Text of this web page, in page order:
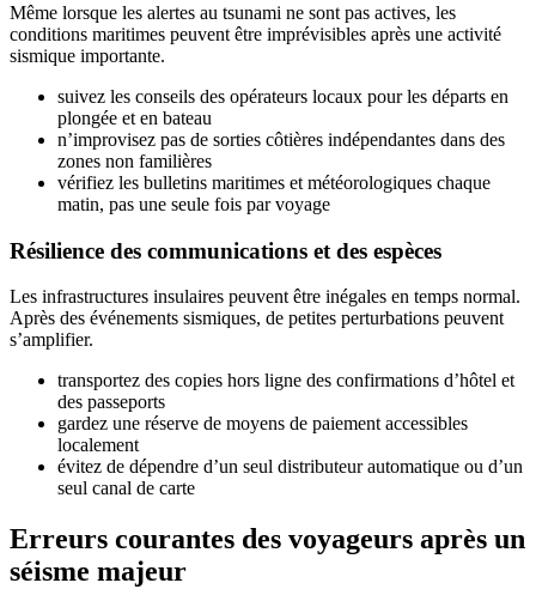
Même lorsque les alertes au tsunami ne sont pas actives, les
conditions maritimes peuvent être imprévisibles après une activité
sismique importante.
suivez les conseils des opérateurs locaux pour les départs en
plongée et en bateau
n’improvisez pas de sorties côtières indépendantes dans des
zones non familières
vérifiez les bulletins maritimes et météorologiques chaque
matin, pas une seule fois par voyage
Résilience des communications et des espèces
Les infrastructures insulaires peuvent être inégales en temps normal.
Après des événements sismiques, de petites perturbations peuvent
s’amplifier.
transportez des copies hors ligne des confirmations d’hôtel et
des passeports
gardez une réserve de moyens de paiement accessibles
localement
évitez de dépendre d’un seul distributeur automatique ou d’un
seul canal de carte
Erreurs courantes des voyageurs après un
séisme majeur